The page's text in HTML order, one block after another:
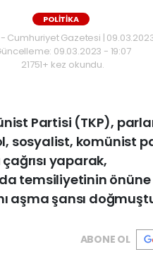
POLİTİKA
Cumhuriyet Gazetesi |
09.03.2023 - 19:07
21751+ kez okundu.
Partisi (TKP),
sosyalist, komünist
yaparak,
temsiliyetinin önüne
aşma şansı
ABONE OL